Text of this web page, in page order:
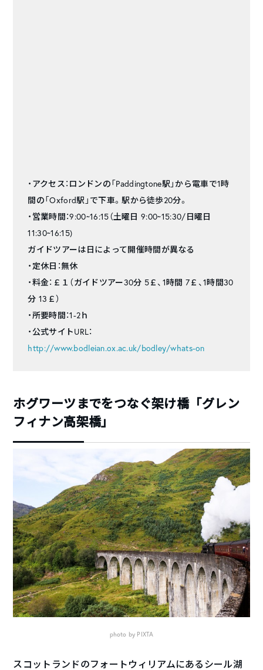
・アクセス：ロンドンの「Paddingtone駅」から電車で1時
間の「Oxford駅」で下車。駅から徒歩20分。
・営業時間：9:00~16:15（土曜日 9:00~15:30/日曜日
11:30~16:15)
ガイドツアーは日によって開催時間が異なる
・定休日：無休
・料金：￡１（ガイドツアー30分 5￡、1時間 7￡、1時間30
分 13￡）
・所要時間：1-2ｈ
・公式サイトURL：
http://www.bodleian.ox.ac.uk/bodley/whats-on
ホグワーツまでをつなぐ架け橋「グレン
フィナン高架橋」
photo by PIXTA
スコットランドのフォートウィリアムにあるシール湖